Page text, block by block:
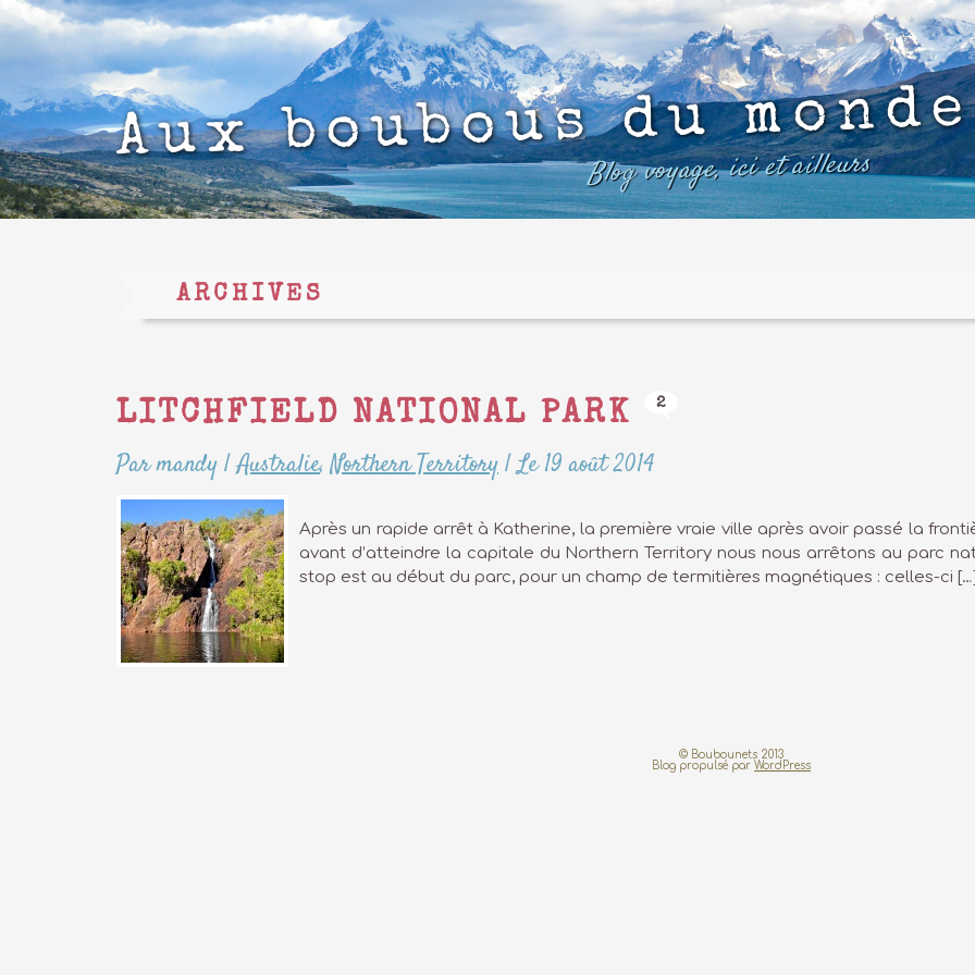
Aux boubous du monde
Blog voyage, ici et ailleurs
ARCHIVES
LITCHFIELD NATIONAL PARK 2
Par mandy|Australie,Northern Territory|Le 19 août 2014
Après un rapide arrêt à Katherine, la première vraie ville après avoir passé la
avant d’atteindre la capitale du Northern Territory nous nous arrêtons au parc
stop est au début du parc, pour un champ de termitières magnétiques : celles-ci
© Boubounets 2013
Blog propulsé par WordPress